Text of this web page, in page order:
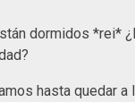
dormidos *rei*
hasta quedar